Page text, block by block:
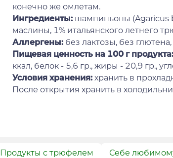
конечно же омлетам.
Ингредиенты: шампиньоны (Agaricus
маслины, 1% итальянского летнего
Аллергены: без лактозы, без
Пищевая ценность на 100 г продукта:
ккал, белок - 5,6 гр., жиры - 20,9 гр.,
Условия хранения: хранить в
После открытия хранить в
Продукты с трюфелем Себе